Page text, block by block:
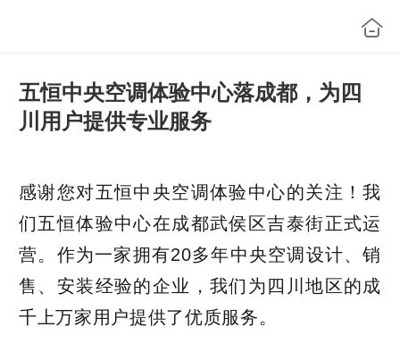
五恒中央空调体验中心落成都，为四
川用户提供专业服务
感谢您对五恒中央空调体验中心的关注！我
们五恒体验中心在成都武侯区吉泰街正式运
营。作为一家拥有20多年中央空调设计、销
售、安装经验的企业，我们为四川地区的成
千上万家用户提供了优质服务。